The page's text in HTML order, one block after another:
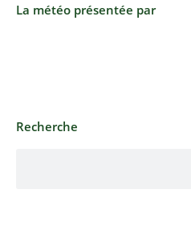
La météo présentée par
Recherche